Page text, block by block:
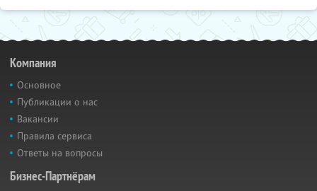
Компания
Основное
Публикации о нас
Вакансии
Правила сервиса
Ответы на вопросы
Бизнес-Партнёрам